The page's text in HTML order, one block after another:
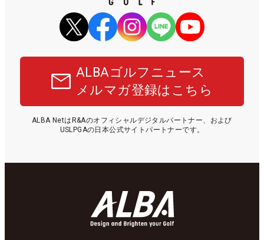
ALBAゴルフニュース
メルマガ登録はこちら
ALBA NetはR&Aのオフィシャルデジタルパートナー、および
USLPGAの日本公式サイトパートナーです。